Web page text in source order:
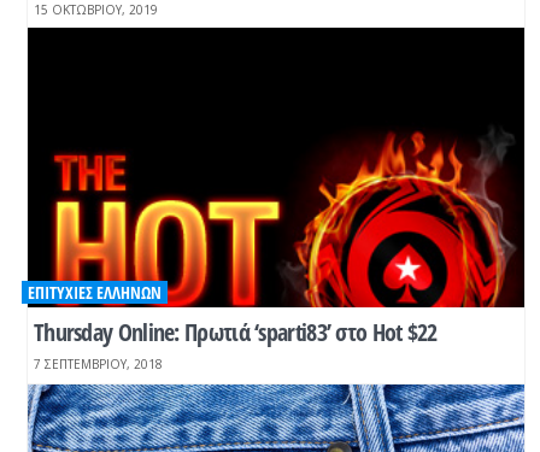
15 ΟΚΤΩΒΡΊΟΥ, 2019
Thursday Online: Πρωτιά ‘sparti83’ στο Hot $22
ΕΠΙΤΥΧΊΕΣ ΕΛΛΉΝΩΝ
7 ΣΕΠΤΕΜΒΡΊΟΥ, 2018